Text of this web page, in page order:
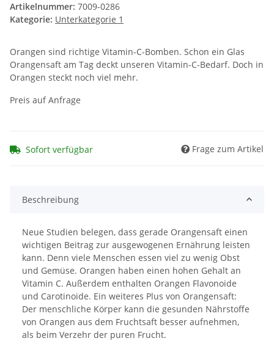
Artikelnummer: 7009-0286
Kategorie: Unterkategorie 1
Orangen sind richtige Vitamin-C-Bomben. Schon ein Glas
Orangensaft am Tag deckt unseren Vitamin-C-Bedarf. Doch in
Orangen steckt noch viel mehr.
Preis auf Anfrage
Sofort verfügbar Frage zum Artikel
Beschreibung
Neue Studien belegen, dass gerade Orangensaft einen
wichtigen Beitrag zur ausgewogenen Ernährung leisten
kann. Denn viele Menschen essen viel zu wenig Obst
und Gemüse. Orangen haben einen hohen Gehalt an
Vitamin C. Außerdem enthalten Orangen Flavonoide
und Carotinoide. Ein weiteres Plus von Orangensaft:
Der menschliche Körper kann die gesunden Nährstoffe
von Orangen aus dem Fruchtsaft besser aufnehmen,
als beim Verzehr der puren Frucht.